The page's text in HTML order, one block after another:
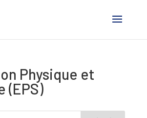
Physique et
(EPS)